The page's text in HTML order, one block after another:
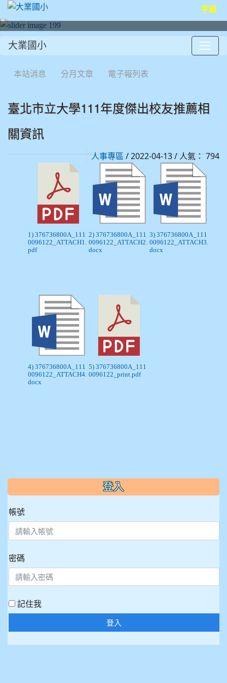
字級
大業國小
本站消息 分月文章 電子報列表
臺北市立大學111年度傑出校友推薦相
關資訊
人事專區/ 2022-04-13 / 人氣： 794
1) 376736800A_111
0096122_ATTACH1.
pdf
2) 376736800A_111
0096122_ATTACH2.
docx
3) 376736800A_111
0096122_ATTACH3.
docx
4) 376736800A_111
0096122_ATTACH4.
docx
5) 376736800A_111
0096122_print.pdf
::: 登入
帳號
密碼
記住我
登入